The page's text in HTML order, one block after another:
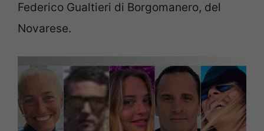
Federico Gualtieri di Borgomanero, del
Novarese.